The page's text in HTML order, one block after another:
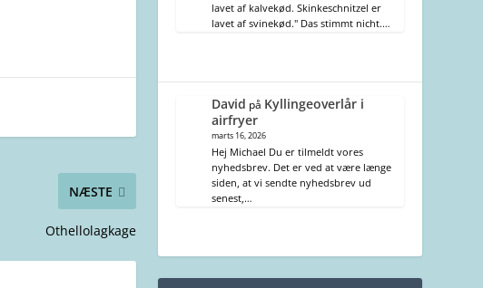
NÆSTE
Othellolagkage
lavet af kalvekød. Skinkeschnitzel er
lavet af svinekød." Das stimmt nicht.…
David på Kyllingeoverlår i
airfryer
marts 16, 2026
Hej Michael Du er tilmeldt vores
nyhedsbrev. Det er ved at være længe
siden, at vi sendte nyhedsbrev ud
senest,…